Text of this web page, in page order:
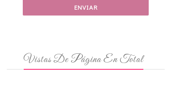
Vistas De Página En Total